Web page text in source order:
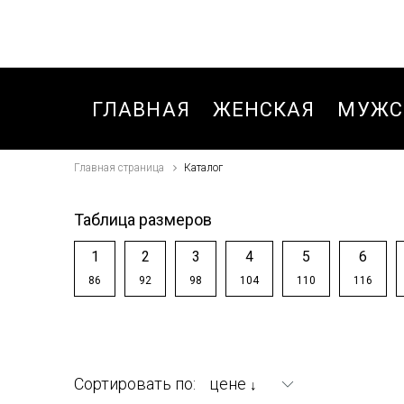
ГЛАВНАЯ ЖЕНСКАЯ
БЛУЗКИ,РУБАШКИ
БРЮКИ ДЛЯ
ДЕВОЧЕК ЗИМА
ВЕТРОВКИ
БРЮКИ
ЗИМА
Главная страница Каталог
Таблица размеров
1
86
2
92
3
98
4
104
5
110
6
116
Сортировать по: цене ↓